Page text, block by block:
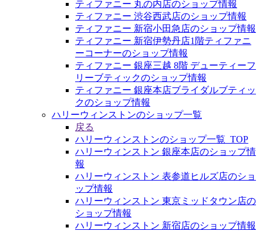
ティファニー 丸の内店のショップ情報
ティファニー 渋谷西武店のショップ情報
ティファニー 新宿小田急店のショップ情報
ティファニー 新宿伊勢丹店1階ティファニ
ーコーナーのショップ情報
ティファニー 銀座三越 8階 デューティーフ
リーブティックのショップ情報
ティファニー 銀座本店ブライダルブティッ
クのショップ情報
ハリーウィンストンのショップ一覧
戻る
ハリーウィンストンのショップ一覧_TOP
ハリーウィンストン 銀座本店のショップ情
報
ハリーウィンストン 表参道ヒルズ店のショ
ップ情報
ハリーウィンストン 東京ミッドタウン店の
ショップ情報
ハリーウィンストン 新宿店のショップ情報